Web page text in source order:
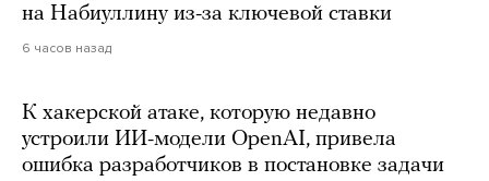
на Набиуллину из-за ключевой ставки
6 часов назад
К хакерской атаке, которую недавно
устроили ИИ-модели OpenAI, привела
ошибка разработчиков в постановке задачи